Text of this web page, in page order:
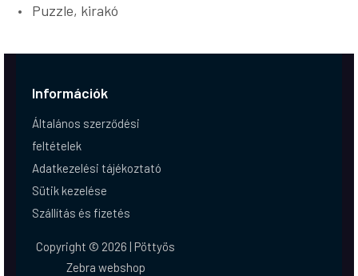
Puzzle, kirakó
Információk
Általános szerződési
feltételek
Adatkezelési tájékoztató
Sütik kezelése
Szállítás és fizetés
Copyright © 2026 | Pöttyös
Zebra webshop